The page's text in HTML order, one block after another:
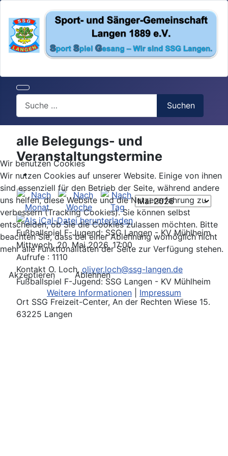
Search
Suchen
alle Belegungs- und
Veranstaltungstermine
Fußballspiel F-Jugend: SSG Langen - KV Mühlheim
Mittwoch, 20. Mai 2026, 17:00
Aufrufe : 1110
Kontakt O. Loch,oliver.loch@ssg-langen.de
Fußballspiel F-Jugend: SSG Langen - KV Mühlheim
Ort SSG Freizeit-Center, An der Rechten Wiese 15.
63225 Langen
Wir benutzen Cookies
Wir nutzen Cookies auf unserer Website. Einige von ihnen
sind essenziell für den Betrieb der Seite, während andere
uns helfen, diese Website und die Nutzererfahrung zu
verbessern (Tracking Cookies). Sie können selbst
entscheiden, ob Sie die Cookies zulassen möchten. Bitte
beachten Sie, dass bei einer Ablehnung womöglich nicht
mehr alle Funktionalitäten der Seite zur Verfügung stehen.
Akzeptieren
Ablehnen
Weitere Informationen
Impressum